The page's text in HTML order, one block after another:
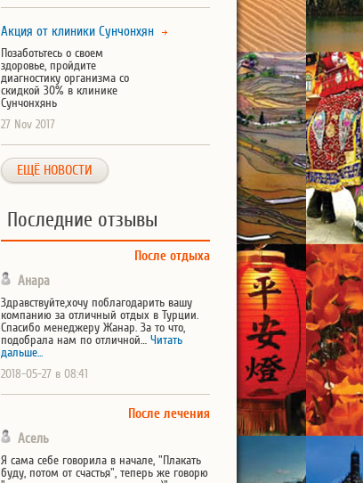
Акция от клиники Сунчонхян
Позаботьтесь о своем
здоровье, пройдите
диагностику организма со
скидкой 30% в клинике
Сунчонхянь
27 Nov 2017
ЕЩЁ НОВОСТИ
Последние отзывы
После отдыха
Анара
Здравствуйте,хочу поблагодарить вашу
компанию за отличный отдых в Турции.
Спасибо менеджеру Жанар. За то что,
подобрала нам по отличной… Читать
дальше...
2018-05-27 в 08:41
После лечения
Асель
Я сама себе говорила в начале, "Плакать
буду, потом от счастья", теперь же говорю